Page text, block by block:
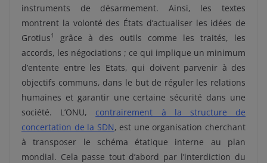
instruments de désarmement. Ainsi, les textes
montrent la volonté des États d’actualiser les idées de
Grotius1
grâce à des outils comme les traités, les
accords, les négociations ; ce qui implique un minimum
d’entente entre les Etats, qui doivent parvenir à des
objectifs communs, dans le but de réguler les relations
humaines et garantir une certaine sécurité dans une
société. L’ONU, contrairement à la structure de
concertation de la SDN, est une organisation cherchant
à transposer le schéma étatique interne au plan
mondial. Cela passe tout d’abord par l’interdiction du